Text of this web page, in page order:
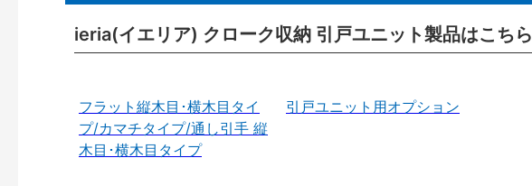
ieria(イエリア) クローク収納 引戸ユニット製品はこちら
フラット縦木目･横木目タイ
プ/カマチタイプ/通し引手 縦
木目･横木目タイプ
引戸ユニット用オプション